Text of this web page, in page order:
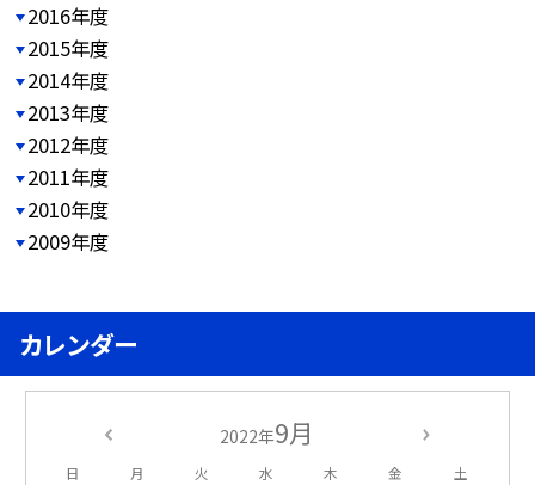
2016年度
2015年度
2014年度
2013年度
2012年度
2011年度
2010年度
2009年度
カレンダー
2022年9月
日 月 火 水 木 金 土